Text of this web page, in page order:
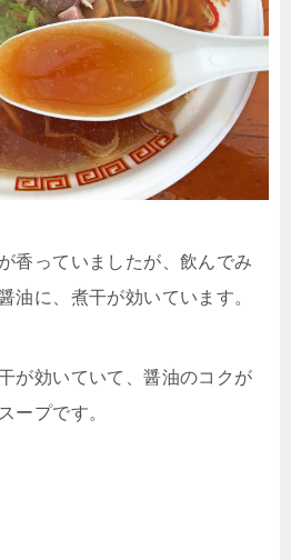
香っていましたが、飲んでみ
油に、煮干が効いています。
が効いていて、醤油のコクが
ープです。